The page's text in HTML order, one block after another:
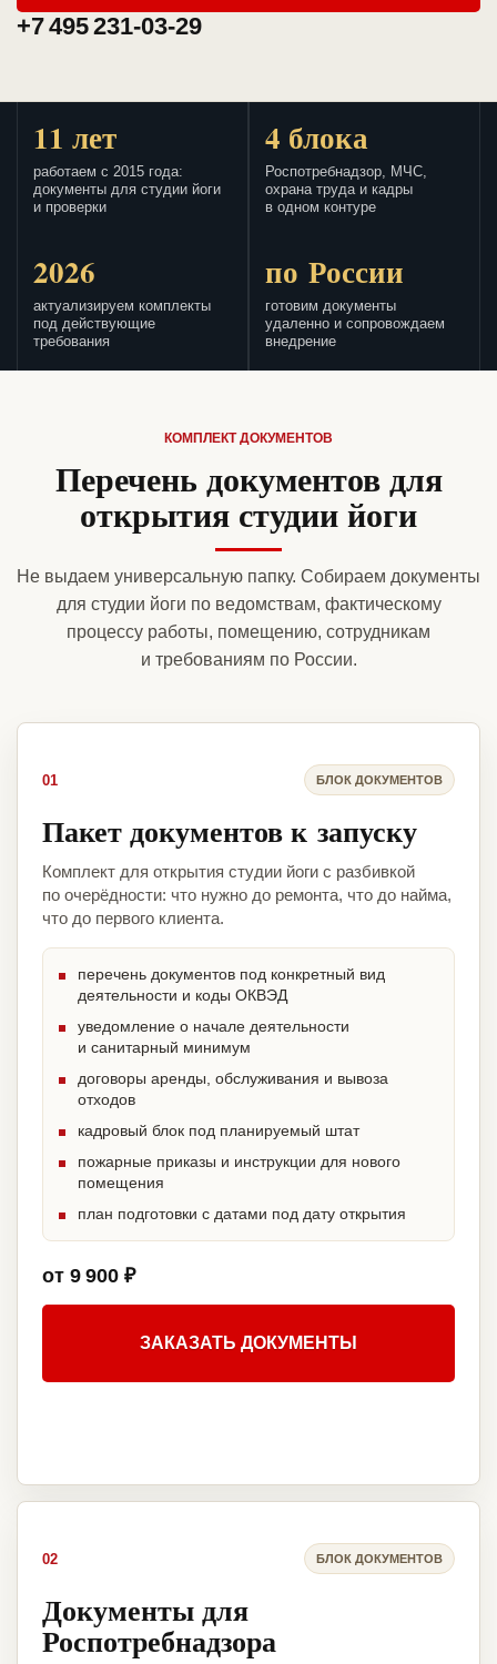
+7 495 231-03-29
11 лет
работаем с 2015 года:
документы для студии йоги
и проверки
4 блока
Роспотребнадзор, МЧС,
охрана труда и кадры
в одном контуре
2026
актуализируем комплекты
под действующие
требования
по России
готовим документы
удаленно и сопровождаем
внедрение
КОМПЛЕКТ ДОКУМЕНТОВ
Перечень документов для
открытия студии йоги
Не выдаем универсальную папку. Собираем документы
для студии йоги по ведомствам, фактическому
процессу работы, помещению, сотрудникам
и требованиям по России.
01 БЛОК ДОКУМЕНТОВ
Пакет документов к запуску
Комплект для открытия студии йоги с разбивкой
по очерёдности: что нужно до ремонта, что до найма,
что до первого клиента.
перечень документов под конкретный вид
деятельности и коды ОКВЭД
уведомление о начале деятельности
и санитарный минимум
договоры аренды, обслуживания и вывоза
отходов
кадровый блок под планируемый штат
пожарные приказы и инструкции для нового
помещения
план подготовки с датами под дату открытия
от 9 900 ₽
ЗАКАЗАТЬ ДОКУМЕНТЫ
02 БЛОК ДОКУМЕНТОВ
Документы для
Роспотребнадзора